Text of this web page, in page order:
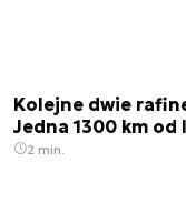
Kolejne dwie
Jedna 1300 km
2 min.